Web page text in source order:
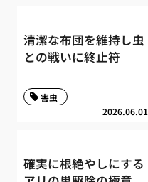
清潔な布団を維持し虫
との戦いに終止符
2026.06.01
害虫
確実に根絶やしにする